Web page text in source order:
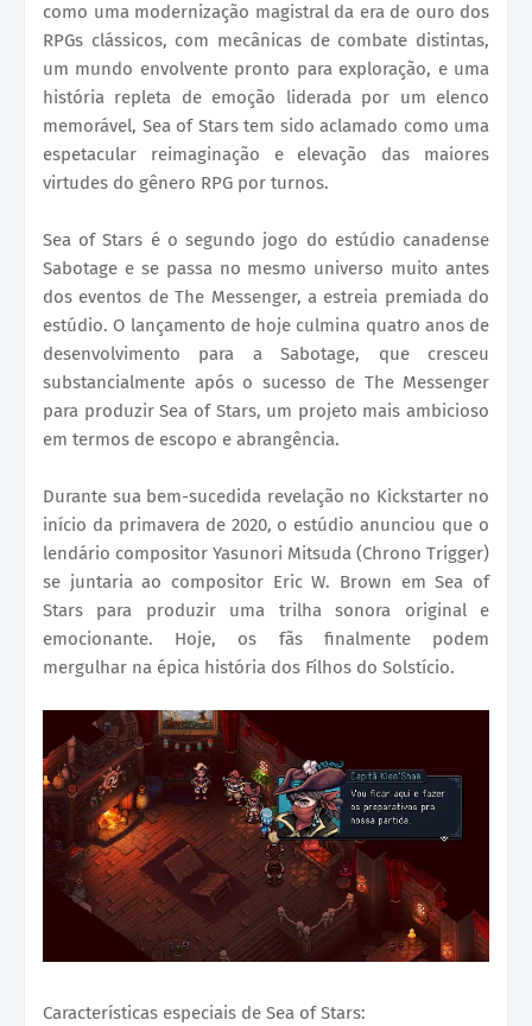
como uma modernização magistral da era de ouro dos
RPGs clássicos, com mecânicas de combate distintas,
um mundo envolvente pronto para exploração, e uma
história repleta de emoção liderada por um elenco
memorável, Sea of Stars tem sido aclamado como uma
espetacular reimaginação e elevação das maiores
virtudes do gênero RPG por turnos.
Sea of Stars é o segundo jogo do estúdio canadense
Sabotage e se passa no mesmo universo muito antes
dos eventos de The Messenger, a estreia premiada do
estúdio. O lançamento de hoje culmina quatro anos de
desenvolvimento para a Sabotage, que cresceu
substancialmente após o sucesso de The Messenger
para produzir Sea of Stars, um projeto mais ambicioso
em termos de escopo e abrangência.
Durante sua bem-sucedida revelação no Kickstarter no
início da primavera de 2020, o estúdio anunciou que o
lendário compositor Yasunori Mitsuda (Chrono Trigger)
se juntaria ao compositor Eric W. Brown em Sea of
Stars para produzir uma trilha sonora original e
emocionante. Hoje, os fãs finalmente podem
mergulhar na épica história dos Filhos do Solstício.
Características especiais de Sea of Stars: